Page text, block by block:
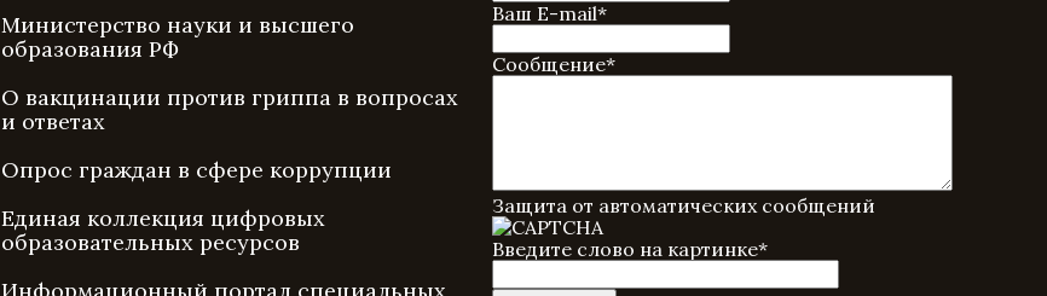
Министерство науки и высшего
образования РФ
О вакцинации против гриппа в вопросах
и ответах
Опрос граждан в сфере коррупции
Единая коллекция цифровых
образовательных ресурсов
Ваш E-mail*
Сообщение*
Защита от автоматических сообщений
Введите слово на картинке*